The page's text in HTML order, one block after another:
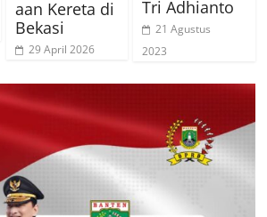
aan Kereta di
Bekasi
29 April 2026
Tri Adhianto
21 Agustus
2023